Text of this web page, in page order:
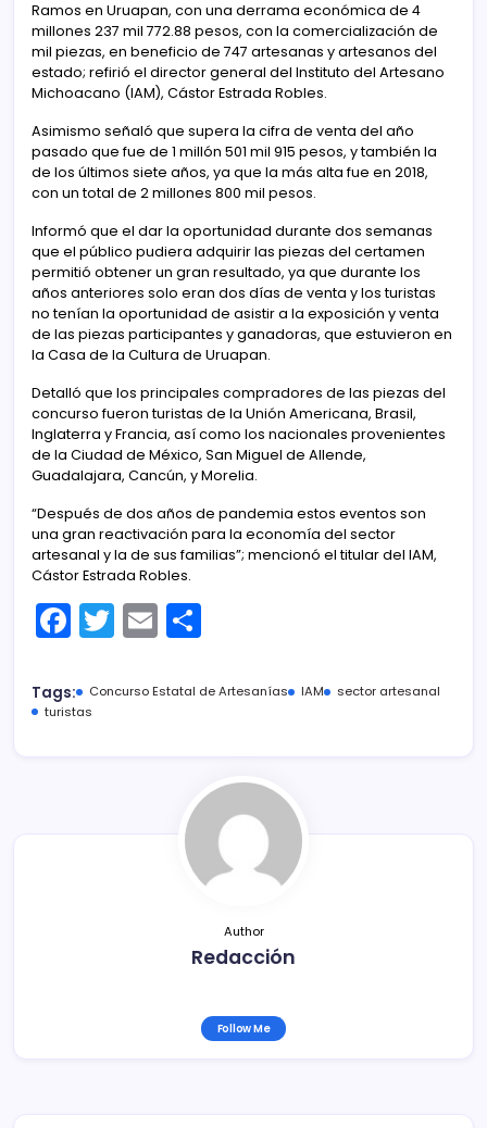
Ramos en Uruapan, con una derrama económica de 4
millones 237 mil 772.88 pesos, con la comercialización de
mil piezas, en beneficio de 747 artesanas y artesanos del
estado; refirió el director general del Instituto del Artesano
Michoacano (IAM), Cástor Estrada Robles.
Asimismo señaló que supera la cifra de venta del año
pasado que fue de 1 millón 501 mil 915 pesos, y también la
de los últimos siete años, ya que la más alta fue en 2018,
con un total de 2 millones 800 mil pesos.
Informó que el dar la oportunidad durante dos semanas
que el público pudiera adquirir las piezas del certamen
permitió obtener un gran resultado, ya que durante los
años anteriores solo eran dos días de venta y los turistas
no tenían la oportunidad de asistir a la exposición y venta
de las piezas participantes y ganadoras, que estuvieron en
la Casa de la Cultura de Uruapan.
Detalló que los principales compradores de las piezas del
concurso fueron turistas de la Unión Americana, Brasil,
Inglaterra y Francia, así como los nacionales provenientes
de la Ciudad de México, San Miguel de Allende,
Guadalajara, Cancún, y Morelia.
“Después de dos años de pandemia estos eventos son
una gran reactivación para la economía del sector
artesanal y la de sus familias”; mencionó el titular del IAM,
Cástor Estrada Robles.
F
a
c
e
T
w
itt
E
m
ai m
tir
Tags: Concurso Estatal de Artesanías IAM
sector artesanal
turistas
Author
Redacción
Follow Me